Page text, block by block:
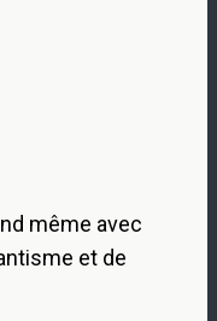
même avec
et de